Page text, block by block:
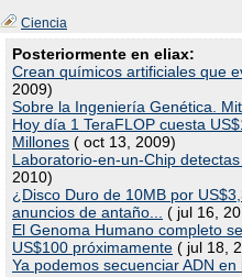
Ciencia
Posteriormente en eliax:
Crean químicos artificiales que
2009)
Sobre la Ingeniería Genética.
Hoy día 1 TeraFLOP cuesta
Millones ( oct 13, 2009)
Laboratorio-en-un-Chip
2010)
¿Disco Duro de 10MB por
anuncios de antaño...
( jul 16,
El Genoma Humano completo
US$100 próximamente ( jul 18,
Ya podemos secuenciar ADN